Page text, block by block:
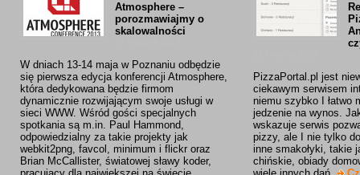
Atmosphere –
porozmawiajmy o
skalowalności
W dniach 13-14 maja w Poznaniu odbędzie
się pierwsza edycja konferencji Atmosphere,
która dedykowana będzie firmom
dynamicznie rozwijającym swoje usługi w
sieci WWW. Wśród gości specjalnych
spotkania są m.in. Paul Hammond,
odpowiedzialny za takie projekty jak
webkit2png, favcol, minimum i flickr oraz
Brian McCallister, światowej sławy koder,
PizzaPortal.pl jest
ciekawym serwisem
niemu szybko I łatwo
jedzenie na wynos.
wskazuje serwis
pizzy, ale I nie tylko
inne smakołyki, takie
chińskie, obiady